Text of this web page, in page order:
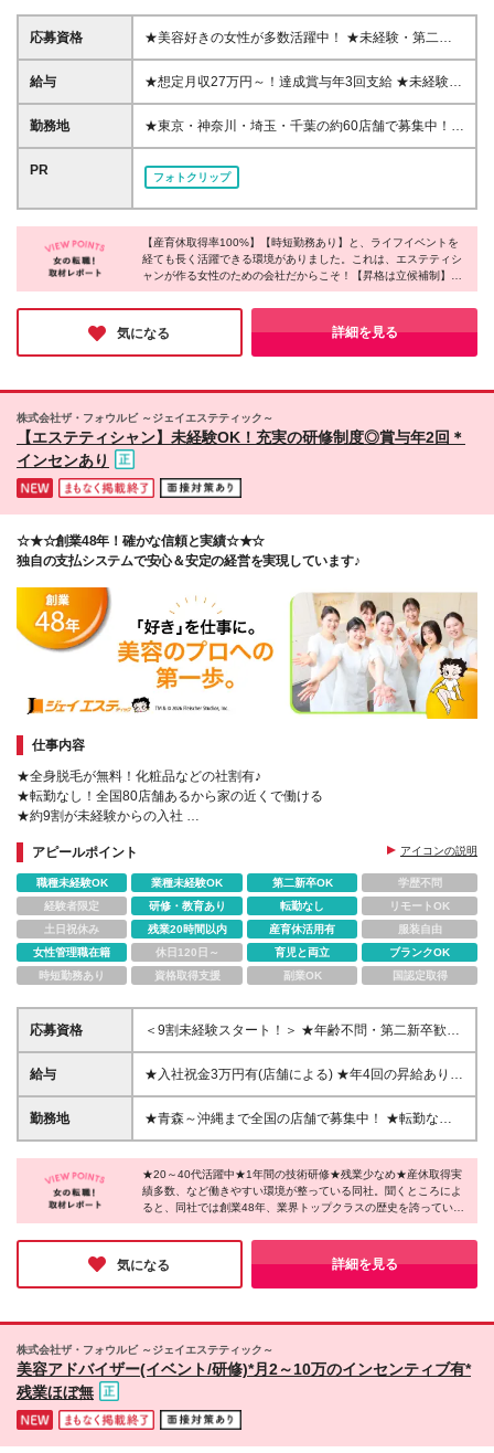
応募資格
★美容好きの女性が多数活躍中！ ★未経験・第二新
卒歓迎！ ●高卒以上 ●35歳まで（若年層の長期キャリ
ア形成のため） ＼こんな方にピッタリです！／ ★や
★お客様に寄り添って、心から喜ばれる接客をしたい
方 ★オンオフのメリハリをつけて、自分の時間も大
自立を叶えたい方
給与
★想定月収27万円～！達成賞与年3回支給 ★未経験か
ら月給24万円スタート&給与UP実績多数！ ＼想定年
収：350万円～／ 月給24万9,000円～ ＋ 達成賞与年3
9,162円）を含みます。 超過分は別途全額支給しま
ップ努力宣言企業】 今年度も給与UP実績あり！ 物価
高が続く昨今でも、社員が安心して働ける環境づくり
に取り組んでいます。 【入社～3ヶ月目の研修期間
給） ▼入社3ヶ月目 月給22万円～（固定残業代5.1
時間相当／7.900円を含む※超過分は別途支給） 【3
は別途支給）
勤務地
★東京・神奈川・埼玉・千葉の約60店舗で募集中！／
各店舗は遠くても駅から徒歩7分とラクラク通勤♪ ★
ティップネス（TIPNESS）、ジェクサー（Jexer）、
メガロスなどのフィットネスクラブ内サロンにて勤務
◎ ★自宅からの通勤時間をしっかり考慮します！
【東京23区】 赤羽店/上野店/大井町店/大塚店/葛飾店/
亀戸店/北砂店/喜多見店/木場店/五反田店/笹塚店/新宿
店/高輪店/田端店/ときわ台店/曳舟店/用賀店 【東京23
区外】 吉祥寺店/立川(北館)店/立川(南館)店/調布店/西
奈川県】 青葉台店/市ヶ尾店/神奈川店/上永谷店/相模
大野店/相模原店/鷺沼店/新川崎店/新百合ヶ丘店/鶴見
葉県】 稲毛店/浦安店/柏店/船橋店/幕張店 (変更の範囲)
上記を除く当社関連勤務地
PR
フォトクリップ
【産育休取得率100%】【時短勤務あり】と、ライフイベントを
経ても長く活躍できる環境がありました。これは、エステティシ
ャンが作る女性のための会社だからこそ！【昇格は立候補制】な
ので、早期キャリア形成を目指す事もできるそうです◎取材の中
で印象的だったことは、社員の皆さんが、お客様のために強いホ
スピタリティを持って働いていること。接客が好きな方は、10年
後の自分を想像しやすい職場だと思います◎
気になる 詳細を見る
株式会社ザ・フォウルビ ～ジェイエステティック～
【エステティシャン】未経験OK！充実の研修制度◎賞与年2回＊
インセンあり
☆★☆創業48年！確かな信頼と実績☆★☆
独自の支払システムで安心＆安定の経営を実現しています♪
仕事内容
★全身脱毛が無料！化粧品などの社割有♪
★転勤なし！全国80店舗あるから家の近くで働ける
★約9割が未経験からの入社
アピールポイント
アイコンの説明
職種未経験OK 業種未経験OK 第二新卒OK
学歴不問
経験者限定
研修・教育あり 転勤なし
リモートOK
土日祝休み
残業20時間以内 産育休活用有
服装自由
女性管理職在籍
休日120日～ 育児と両立
ブランクOK
時短勤務あり
資格取得支援 副業OK 国認定取得
応募資格
＜9割未経験スタート！＞ ★年齢不問・第二新卒歓
迎！ ★40～50代の採用実績あり♪セカンドキャリアも
応援！ ＜必須条件＞ ◆高卒以上の方 ＼こんな方は歓
もらうことがしたい ◎コミュニケーションスキルを
活かしたい ◎スキルやキャリアを高めたい ◎いつま
給与
★入社祝金3万円有(店舗による) ★年4回の昇給あり
【東京,神奈川】月給22.55万円～30.85万円 【大阪】
月給21.75万円～30.05万円 【埼玉,千葉,愛知（金山）,
万円～29万円 【静岡】月給20.45万円～28.75万円
【栃木】月給19.95万円～28.25万円 【群馬,岐阜】月
給19.9万円～28.2万円 【富山】月給19.85万円～
円～28万円 【大分】月給19.45万円～27.75万円 【山
形,福島】月給19.4万円～27.7万円 【青森,岩手,秋田,
という方は(年休120日/月給18万円～26万5000円)の
コースもあります。※詳しくは面接時にご相談くださ
2～5万円以上)+賞与年2回 ※経験等を考慮の上、決定
※上記金額には固定残業代(1.5万円～5.2万円・9～31
勤務地
★青森～沖縄まで全国の店舗で募集中！ ★転勤なし
★天神店は4月24日に移転リニューアルオープン！ ■
青森(青森、八戸、弘前) ■岩手(盛岡、北上) ■秋田(秋
田) ■宮城(古川、利府) ■山形(イオン米沢、三川) ■福島
(福島南、会津、いわき) ■茨城(つくば、下館、古河、
ひたちなか、水戸、日立) ■栃木(イトーヨーカドー宇
都宮、アピタ宇都宮、インターパーク宇都宮、大田
原、小山、足利、佐野) ■群馬(前橋) ■埼玉(大宮西、所
沢、志木、川越) ■千葉(柏、野田、千葉、新鎌ヶ谷、
亀田) ■富山(富山) ■石川(金沢、小松) ■岐阜（岐阜） ■
静岡(静岡、浜松、藤枝) ■愛知(豊橋、金山) ■京都(西
鳥取（鳥取） ■広島（広島本通り） ■福岡(天神、小
★20～40代活躍中★1年間の技術研修★残業少なめ★産休取得実
績多数、など働きやすい環境が整っている同社。聞くところによ
ると、同社では創業48年、業界トップクラスの歴史を誇っている
のだとか。この環境であれば安心して働けそうですよね。産育休
の取得実績も全国で多数あり、ライフイベントを経ても長く働き
たい方にもピッタリの企業様です！
気になる 詳細を見る
株式会社ザ・フォウルビ ～ジェイエステティック～
美容アドバイザー(イベント/研修)*月2～10万のインセンティブ有*
残業ほぼ無